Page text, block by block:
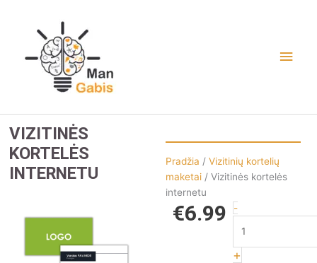
VIZITINĖS
KORTELĖS
INTERNETU
Pradžia /Vizitinių kortelių
maketai / Vizitinės kortelės
internetu
€6.99 -produkto
Vizitinės
kortelės
+